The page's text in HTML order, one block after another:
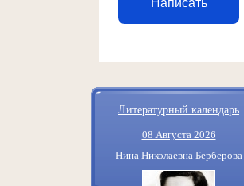
Написать
Литературный календарь
08 Августа 2026
Нина Николаевна Берберова